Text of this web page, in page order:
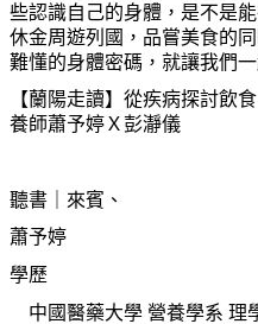
些認識自己的身體，是不是
休金周遊列國，品嘗美食的
難懂的身體密碼，就讓我們一
【蘭陽走讀】從疾病探討飲
養師蕭予婷Ｘ彭瀞儀
聽書｜來賓、
蕭予婷
學歷
中國醫藥大學 營養學系 理